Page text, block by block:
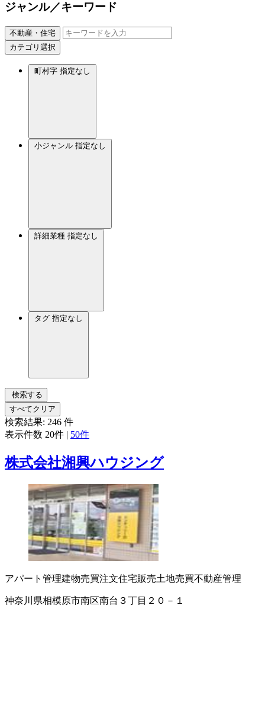
ジャンル／キーワード
不動産・住宅
カテゴリ選択
町村字 指定なし
小ジャンル 指定なし
詳細業種 指定なし
タグ 指定なし
検索する
すべてクリア
検索結果: 246 件
表示件数 20件 | 50件
株式会社湘興ハウジング
アパート管理建物売買注文住宅販売土地売買不動産管理
神奈川県相模原市南区南台３丁目２０－１